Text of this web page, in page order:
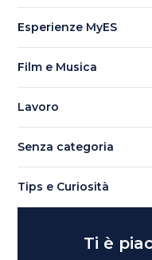
Esperienze MyES
Film e Musica
Lavoro
Senza categoria
Tips e Curiosità
Ti è